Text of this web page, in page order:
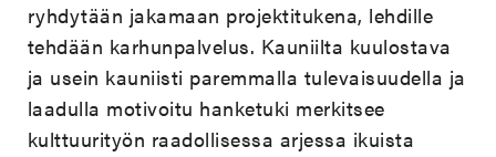
ryhdytään jakamaan projektitukena, lehdille
tehdään karhunpalvelus. Kauniilta kuulostava
ja usein kauniisti paremmalla tulevaisuudella ja
laadulla motivoitu hanketuki merkitsee
kulttuurityön raadollisessa arjessa ikuista